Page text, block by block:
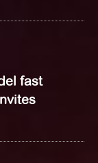
fast